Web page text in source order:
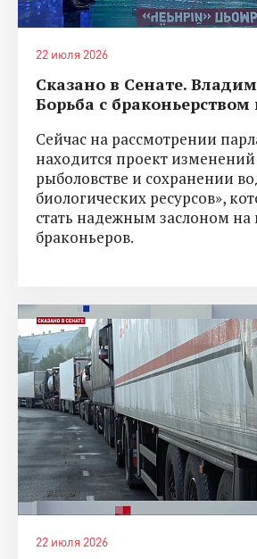
22 июля 2026
Сказано в Сенате.
Борьба с браконьерством
Сейчас на рассмотрении
находится проект
рыболовстве и сохранении
биологических ресурсов»,
стать надежным заслоном на
браконьеров.
22 июля 2026